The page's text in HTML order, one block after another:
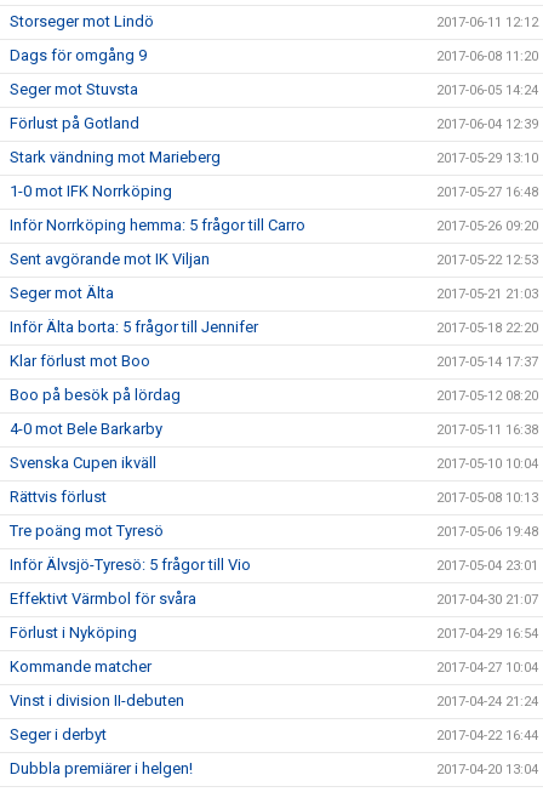
Storseger mot Lindö 2017-06-11 12:12
Dags för omgång 9 2017-06-08 11:20
Seger mot Stuvsta 2017-06-05 14:24
Förlust på Gotland 2017-06-04 12:39
Stark vändning mot Marieberg 2017-05-29 13:10
1-0 mot IFK Norrköping 2017-05-27 16:48
Inför Norrköping hemma: 5 frågor till Carro 2017-05-26 09:20
Sent avgörande mot IK Viljan 2017-05-22 12:53
Seger mot Älta 2017-05-21 21:03
Inför Älta borta: 5 frågor till Jennifer 2017-05-18 22:20
Klar förlust mot Boo 2017-05-14 17:37
Boo på besök på lördag 2017-05-12 08:20
4-0 mot Bele Barkarby 2017-05-11 16:38
Svenska Cupen ikväll 2017-05-10 10:04
Rättvis förlust 2017-05-08 10:13
Tre poäng mot Tyresö 2017-05-06 19:48
Inför Älvsjö-Tyresö: 5 frågor till Vio 2017-05-04 23:01
Effektivt Värmbol för svåra 2017-04-30 21:07
Förlust i Nyköping 2017-04-29 16:54
Kommande matcher 2017-04-27 10:04
Vinst i division II-debuten 2017-04-24 21:24
Seger i derbyt 2017-04-22 16:44
Dubbla premiärer i helgen! 2017-04-20 13:04